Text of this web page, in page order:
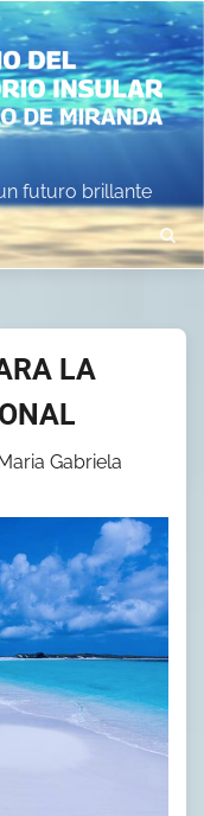
futuro brillante
LA
Maria Gabriela